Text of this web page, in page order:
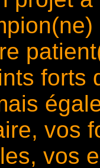
forts
vos
vos